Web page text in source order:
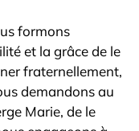
formons
et la grâce de le
fraternellement,
demandons au
Marie, de le